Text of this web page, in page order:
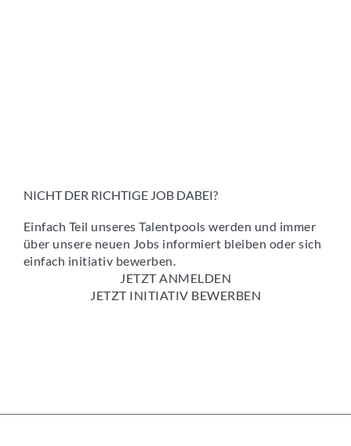
NICHT DER RICHTIGE JOB DABEI?
Einfach Teil unseres Talentpools werden und immer
über unsere neuen Jobs informiert bleiben oder sich
einfach initiativ bewerben.
JETZT ANMELDEN
JETZT INITIATIV BEWERBEN